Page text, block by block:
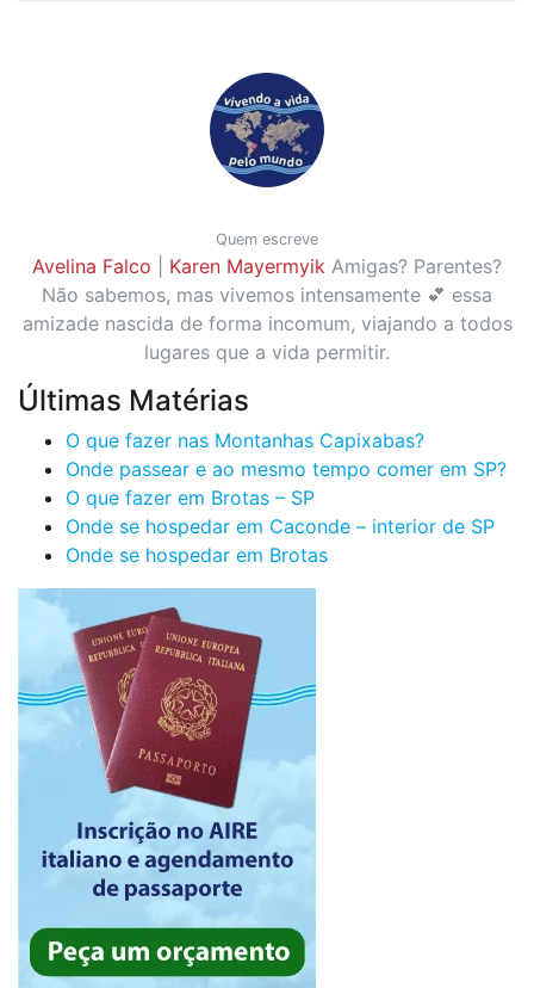
Quem escreve
Avelina Falco Karen Mayermyik Amigas? Parentes?
Não sabemos, mas vivemos intensamente 💕 essa
amizade nascida de forma incomum, viajando a todos
lugares que a vida permitir.
Últimas Matérias
O que fazer nas Montanhas Capixabas?
Onde passear e ao mesmo tempo comer em SP?
O que fazer em Brotas – SP
Onde se hospedar em Caconde – interior de SP
Onde se hospedar em Brotas